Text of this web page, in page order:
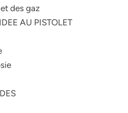
des gaz
AU PISTOLET